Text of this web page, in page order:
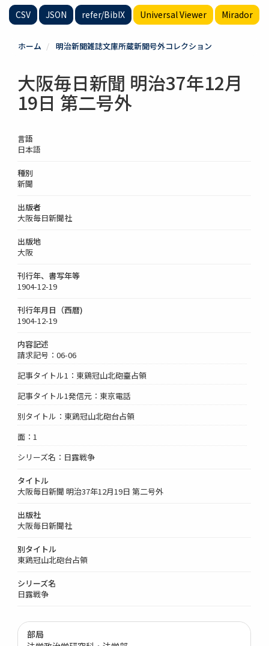
CSV JSON refer/BibIX Universal Viewer Mirador
ホーム 明治新聞雑誌文庫所蔵新聞号外コレクション
大阪毎日新聞 明治37年12月
19日 第二号外
言語
日本語
種別
新聞
出版者
大阪毎日新聞社
出版地
大阪
刊行年、書写年等
1904-12-19
刊行年月日（西暦)
1904-12-19
内容記述
請求記号：06-06
記事タイトル1：東鷄冠山北砲臺占領
記事タイトル1発信元：東京電話
別タイトル：東鶏冠山北砲台占領
面：1
シリーズ名：日露戦争
タイトル
大阪毎日新聞 明治37年12月19日 第二号外
出版社
大阪毎日新聞社
別タイトル
東鶏冠山北砲台占領
シリーズ名
日露戦争
部局